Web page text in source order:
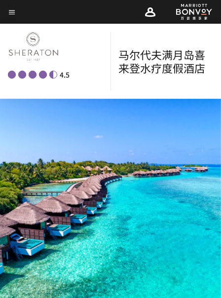
Skip
to
main
content
菜单文本
4.5
马尔代夫满月岛喜
来登水疗度假酒店